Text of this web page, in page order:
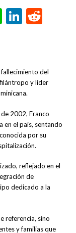
Line
del
y líder
2002, Franco
en el país, sentando
por su
reflejado en el
de
dedicado a la
referencia, sino
y familias que